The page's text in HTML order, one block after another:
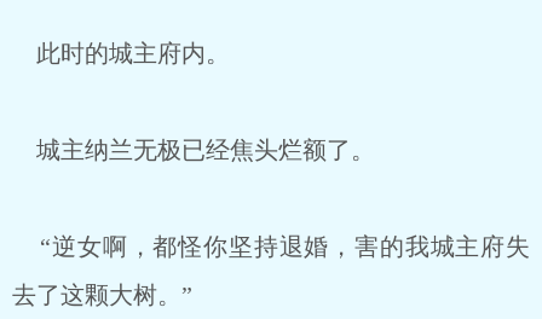
此时的城主府内。
城主纳兰无极已经焦头烂额了。
“逆女啊，都怪你坚持退婚，害的我城主府失
去了这颗大树。”